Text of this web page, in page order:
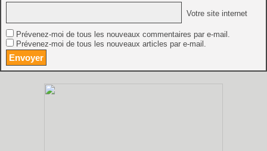
Votre site internet
Prévenez-moi de tous les nouveaux commentaires par e-mail.
Prévenez-moi de tous les nouveaux articles par e-mail.